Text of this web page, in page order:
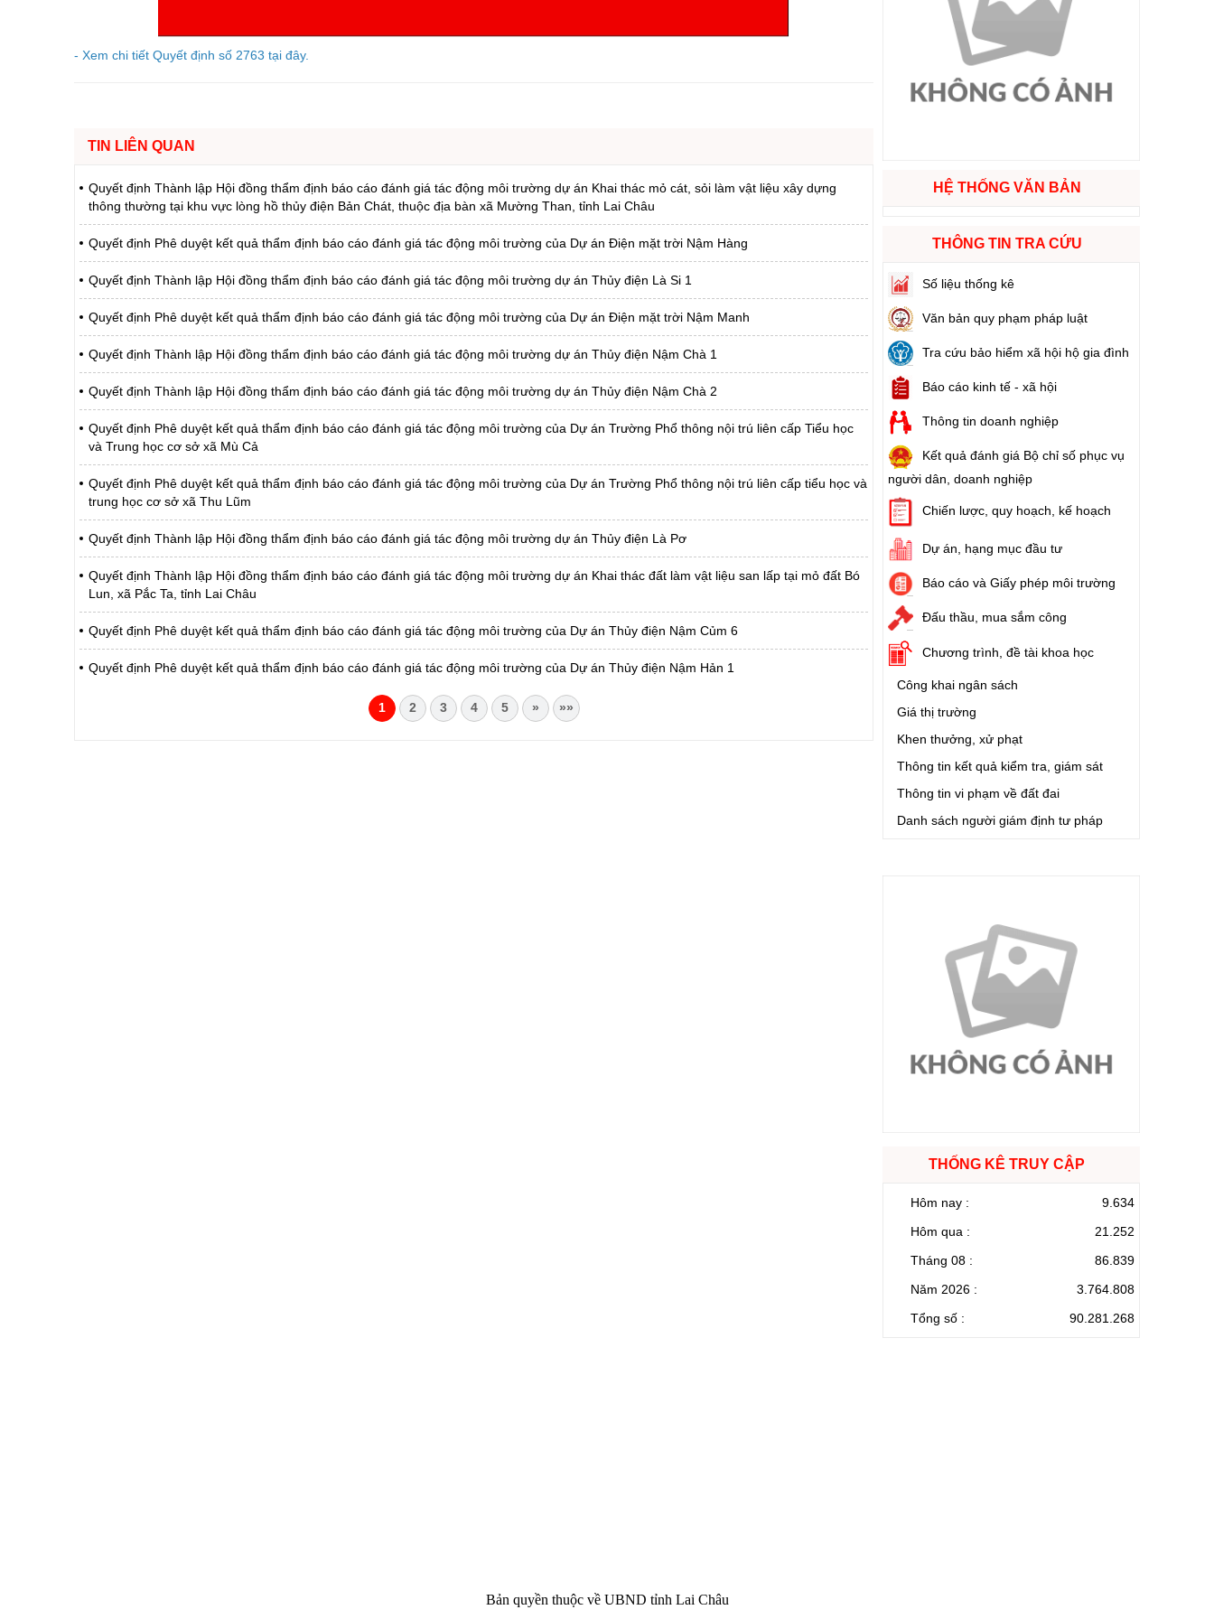
Bầu cử đại biểu Quốc hội khóa XVI và đại biểu Hội đồng nhân dân các cấp nhiệm kỳ 2026 - 2031
Thông tin biên giới
Người Việt Nam ưu tiên dùng hàng Việt Nam
Phóng sự ảnh
Chuyên mục khác
- Xem chi tiết Quyết định số 2763 tại đây.
TIN LIÊN QUAN
Quyết định Thành lập Hội đồng thẩm định báo cáo đánh giá tác động môi trường dự án Khai thác mỏ cát, sỏi làm vật liệu xây dựng
thông thường tại khu vực lòng hồ thủy điện Bản Chát, thuộc địa bàn xã Mường Than, tỉnh Lai Châu
Quyết định Phê duyệt kết quả thẩm định báo cáo đánh giá tác động môi trường của Dự án Điện mặt trời Nậm Hàng
Quyết định Thành lập Hội đồng thẩm định báo cáo đánh giá tác động môi trường dự án Thủy điện Là Si 1
Quyết định Phê duyệt kết quả thẩm định báo cáo đánh giá tác động môi trường của Dự án Điện mặt trời Nậm Manh
Quyết định Thành lập Hội đồng thẩm định báo cáo đánh giá tác động môi trường dự án Thủy điện Nậm Chà 1
Quyết định Thành lập Hội đồng thẩm định báo cáo đánh giá tác động môi trường dự án Thủy điện Nậm Chà 2
Quyết định Phê duyệt kết quả thẩm định báo cáo đánh giá tác động môi trường của Dự án Trường Phổ thông nội trú liên cấp Tiểu học
và Trung học cơ sở xã Mù Cả
Quyết định Phê duyệt kết quả thẩm định báo cáo đánh giá tác động môi trường của Dự án Trường Phổ thông nội trú liên cấp tiểu học và
trung học cơ sở xã Thu Lũm
Quyết định Thành lập Hội đồng thẩm định báo cáo đánh giá tác động môi trường dự án Thủy điện Là Pơ
Quyết định Thành lập Hội đồng thẩm định báo cáo đánh giá tác động môi trường dự án Khai thác đất làm vật liệu san lấp tại mỏ đất Bó
Lun, xã Pắc Ta, tỉnh Lai Châu
Quyết định Phê duyệt kết quả thẩm định báo cáo đánh giá tác động môi trường của Dự án Thủy điện Nậm Củm 6
Quyết định Phê duyệt kết quả thẩm định báo cáo đánh giá tác động môi trường của Dự án Thủy điện Nậm Hản 1
1 2 3 4 5 » »»
HỆ THỐNG VĂN BẢN
THÔNG TIN TRA CỨU
Số liệu thống kê
Văn bản quy phạm pháp luật
Tra cứu bảo hiểm xã hội hộ gia đình
Báo cáo kinh tế - xã hội
Thông tin doanh nghiệp
Kết quả đánh giá Bộ chỉ số phục vụ
người dân, doanh nghiệp
Chiến lược, quy hoạch, kế hoạch
Dự án, hạng mục đầu tư
Báo cáo và Giấy phép môi trường
Đấu thầu, mua sắm công
Chương trình, đề tài khoa học
Công khai ngân sách
Giá thị trường
Khen thưởng, xử phạt
Thông tin kết quả kiểm tra, giám sát
Thông tin vi phạm về đất đai
Danh sách người giám định tư pháp
THỐNG KÊ TRUY CẬP
Hôm nay :
9.634
Hôm qua :
21.252
Tháng 08 :
86.839
Năm 2026 :
3.764.808
Tổng số :
90.281.268
Bản quyền thuộc về UBND tỉnh Lai Châu